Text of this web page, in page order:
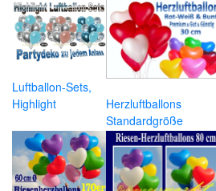
Luftballon-Sets,
Highlight
Herzluftballons
Standardgröße